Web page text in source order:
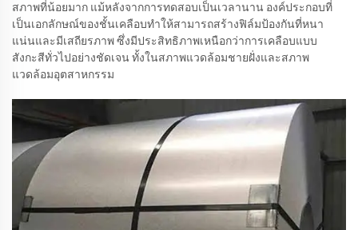
สภาพที่น้อยมาก แม้หลังจากการทดสอบเป็นเวลานาน องค์ประกอบที่
เป็นเอกลักษณ์ของชั้นเคลือบทำให้สามารถสร้างฟิล์มป้องกันที่หนา
แน่นและมีเสถียรภาพ ซึ่งมีประสิทธิภาพเหนือกว่าการเคลือบแบบ
สังกะสีทั่วไปอย่างชัดเจน ทั้งในสภาพแวดล้อมชายฝั่งและสภาพ
แวดล้อมอุตสาหกรรม